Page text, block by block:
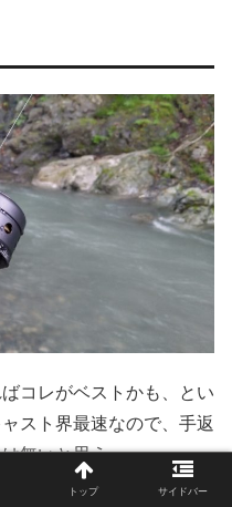
コレがベストかも、とい
スト界最速なので、手返
無いと思う。
トップ サイドバー